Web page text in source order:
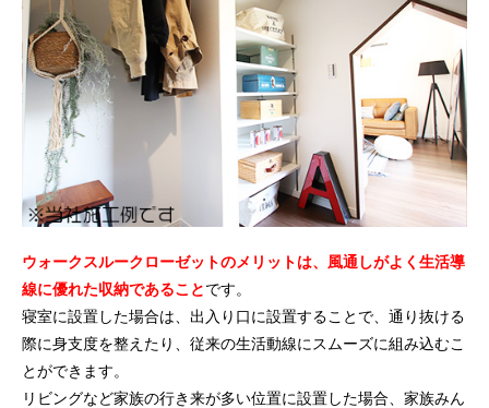
ウォークスルークローゼットのメリットは、風通しがよく生活導
線に優れた収納であることです。
寝室に設置した場合は、出入り口に設置することで、通り抜ける
際に身支度を整えたり、従来の生活動線にスムーズに組み込むこ
とができます。
リビングなど家族の行き来が多い位置に設置した場合、家族みん